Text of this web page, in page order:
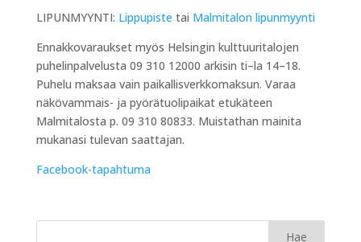
LIPUNMYYNTI: Lippupiste tai Malmitalon lipunmyynti
Ennakkovaraukset myös Helsingin kulttuuritalojen
puhelinpalvelusta 09 310 12000 arkisin ti–la 14–18.
Puhelu maksaa vain paikallisverkkomaksun. Varaa
näkövammais- ja pyörätuolipaikat etukäteen
Malmitalosta p. 09 310 80833. Muistathan mainita
mukanasi tulevan saattajan.
Facebook-tapahtuma